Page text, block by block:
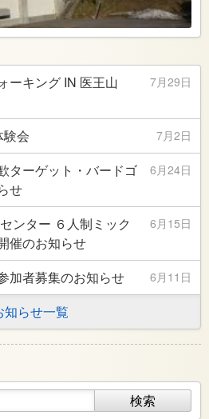
7月29日
ーキング IN 医王山
7月2日
会
6月24日
ターゲット・バードゴ
せ
6月15日
ンター ６人制ミック
催のお知らせ
6月11日
加者募集のお知らせ
知らせ一覧